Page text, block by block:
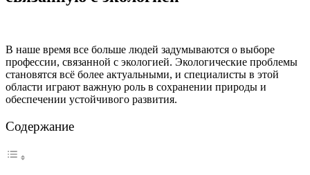
В наше время все больше людей задумываются о выборе
профессии, связанной с экологией. Экологические проблемы
становятся всё более актуальными, и специалисты в этой
области играют важную роль в сохранении природы и
обеспечении устойчивого развития.
Содержание